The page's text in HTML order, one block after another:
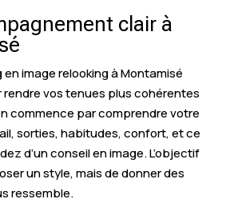
clair à
image relooking à Montamisé
vos tenues plus cohérentes
commence par comprendre votre
sorties, habitudes, confort, et ce
d’un conseil en image. L’objectif
un style, mais de donner des
ressemble.